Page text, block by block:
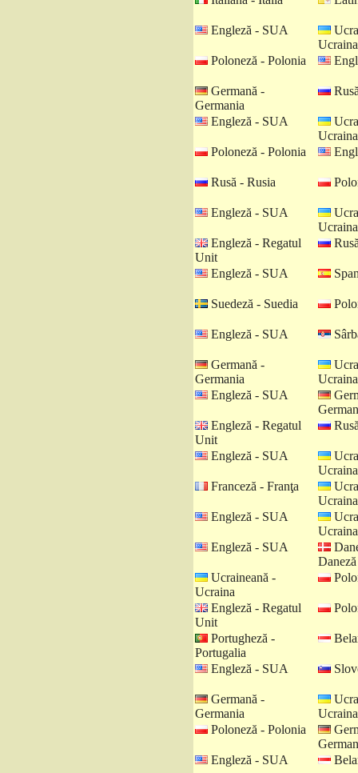
Engleză - SUA
Ucraina
Poloneză - Polonia
Germană -
Germania
Engleză - SUA
Ucraina
Poloneză - Polonia
Rusă - Rusia
Engleză - SUA
Ucraina
Engleză - Regatul
Unit
Engleză - SUA
Suedeză - Suedia
Engleză - SUA
Germană -
Germania
Ucraina
Engleză - SUA
Engleză - Regatul
Unit
Engleză - SUA
Ucraina
Franceză - Franţa
Ucraina
Engleză - SUA
Ucraina
Engleză - SUA
Daneză
Ucraineană -
Ucraina
Engleză - Regatul
Unit
Portugheză -
Portugalia
Engleză - SUA
Germană -
Germania
Ucraina
Poloneză - Polonia
Engleză - SUA